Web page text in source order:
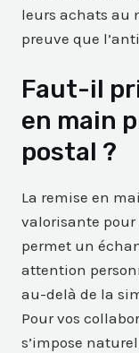
leurs achats au
preuve que
Faut-il
en main
postal ?
La remise en
valorisante pour
permet un
attention
au-delà de la
Pour vos
s’impose